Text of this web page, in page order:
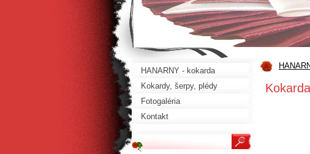
HANARNY - kokarda
Kokardy, šerpy, plédy
Fotogaléria
Kontakt